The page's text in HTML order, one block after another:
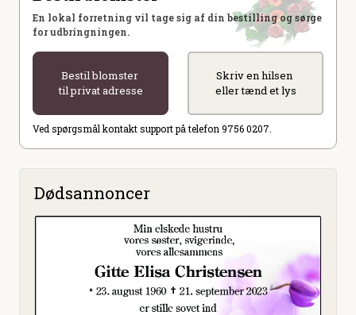
En lokal forretning vil tage sig af din bestilling og sørge
for udbringningen.
Bestil blomster
til privat adresse
Skriv en hilsen
eller tænd et lys
Ved spørgsmål kontakt support på telefon 9756 0207.
Dødsannoncer